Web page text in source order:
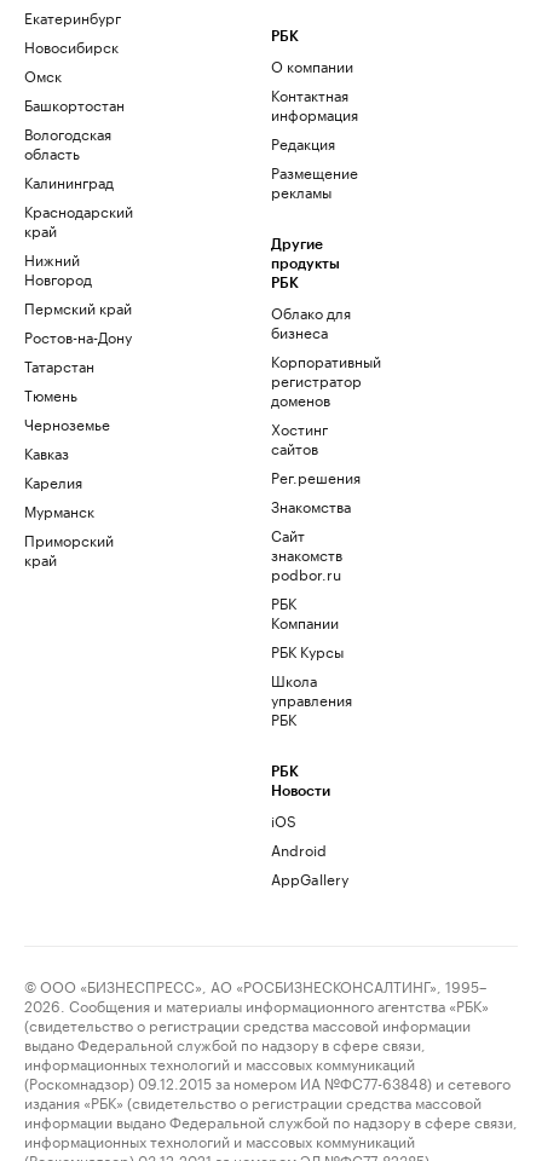
Екатеринбург
Новосибирск
Омск
Башкортостан
Вологодская
область
Калининград
Краснодарский
край
Нижний
Новгород
Пермский край
Ростов-на-Дону
Татарстан
Тюмень
Черноземье
Кавказ
Карелия
Мурманск
Приморский
край
РБК
О компании
Контактная
информация
Редакция
Размещение
рекламы
Другие
продукты
РБК
Облако для
бизнеса
Корпоративный
регистратор
доменов
Хостинг
сайтов
Рег.решения
Знакомства
Сайт
знакомств
podbor.ru
РБК
Компании
РБК Курсы
Школа
управления
РБК
РБК
Новости
iOS
Android
AppGallery
© ООО «БИЗНЕСПРЕСС», АО «РОСБИЗНЕСКОНСАЛТИНГ», 1995–
2026. Сообщения и материалы информационного агентства «РБК»
(свидетельство о регистрации средства массовой информации
выдано Федеральной службой по надзору в сфере связи,
информационных технологий и массовых коммуникаций
(Роскомнадзор) 09.12.2015 за номером ИА №ФС77-63848) и сетевого
издания «РБК» (свидетельство о регистрации средства массовой
информации выдано Федеральной службой по надзору в сфере связи,
информационных технологий и массовых коммуникаций